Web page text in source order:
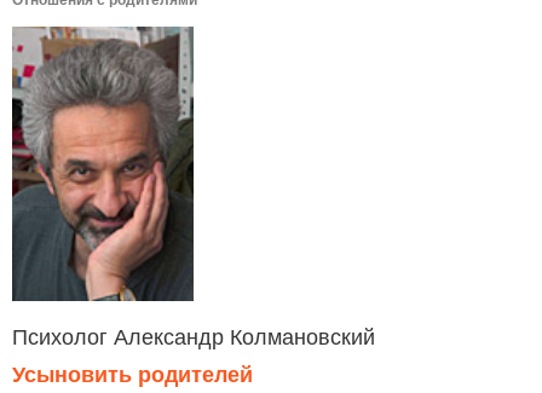
Психолог Александр Колмановский
Усыновить родителей